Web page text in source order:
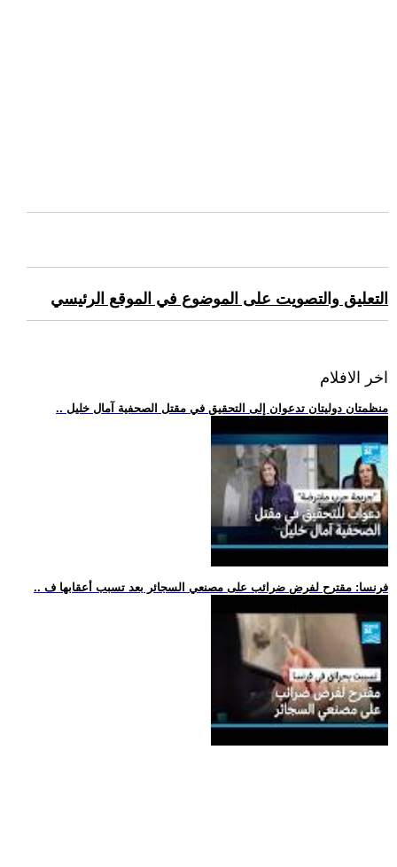
التعليق والتصويت على الموضوع في الموقع الرئيسي
اخر الافلام
.. منظمتان دوليتان تدعوان إلى التحقيق في مقتل الصحفية آمال خليل
.. فرنسا: مقترح لفرض ضرائب على مصنعي السجائر بعد تسبب أعقابها ف